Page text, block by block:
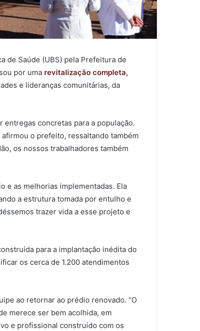
de Saúde (UBS) pela Prefeitura de
por uma revitalização completa,
e lideranças comunitárias, da
concretas para a população.
o prefeito, ressaltando também
os nossos trabalhadores também
e as melhorias implementadas. Ela
a estrutura tomada por entulho e
trazer vida a esse projeto e
para a implantação inédita do
os cerca de 1.200 atendimentos
ao retornar ao prédio renovado. “O
merece ser bem acolhida, em
e profissional construído com os